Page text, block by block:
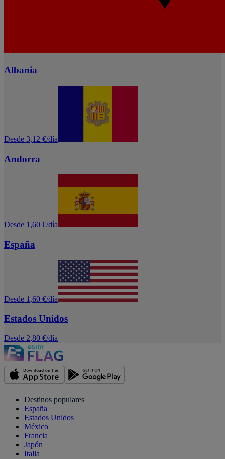
Albania
Desde 3,12 €/día
Andorra
Desde 1,60 €/día
España
Desde 1,60 €/día
Estados Unidos
Desde 2,80 €/día
Destinos populares
España
Estados Unidos
México
Francia
Japón
Italia